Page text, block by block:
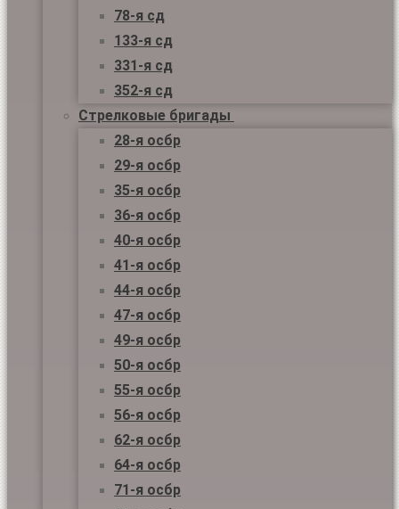
78-я сд
133-я сд
331-я сд
352-я сд
Стрелковые бригады
28-я осбр
29-я осбр
35-я осбр
36-я осбр
40-я осбр
41-я осбр
44-я осбр
47-я осбр
49-я осбр
50-я осбр
55-я осбр
56-я осбр
62-я осбр
64-я осбр
71-я осбр